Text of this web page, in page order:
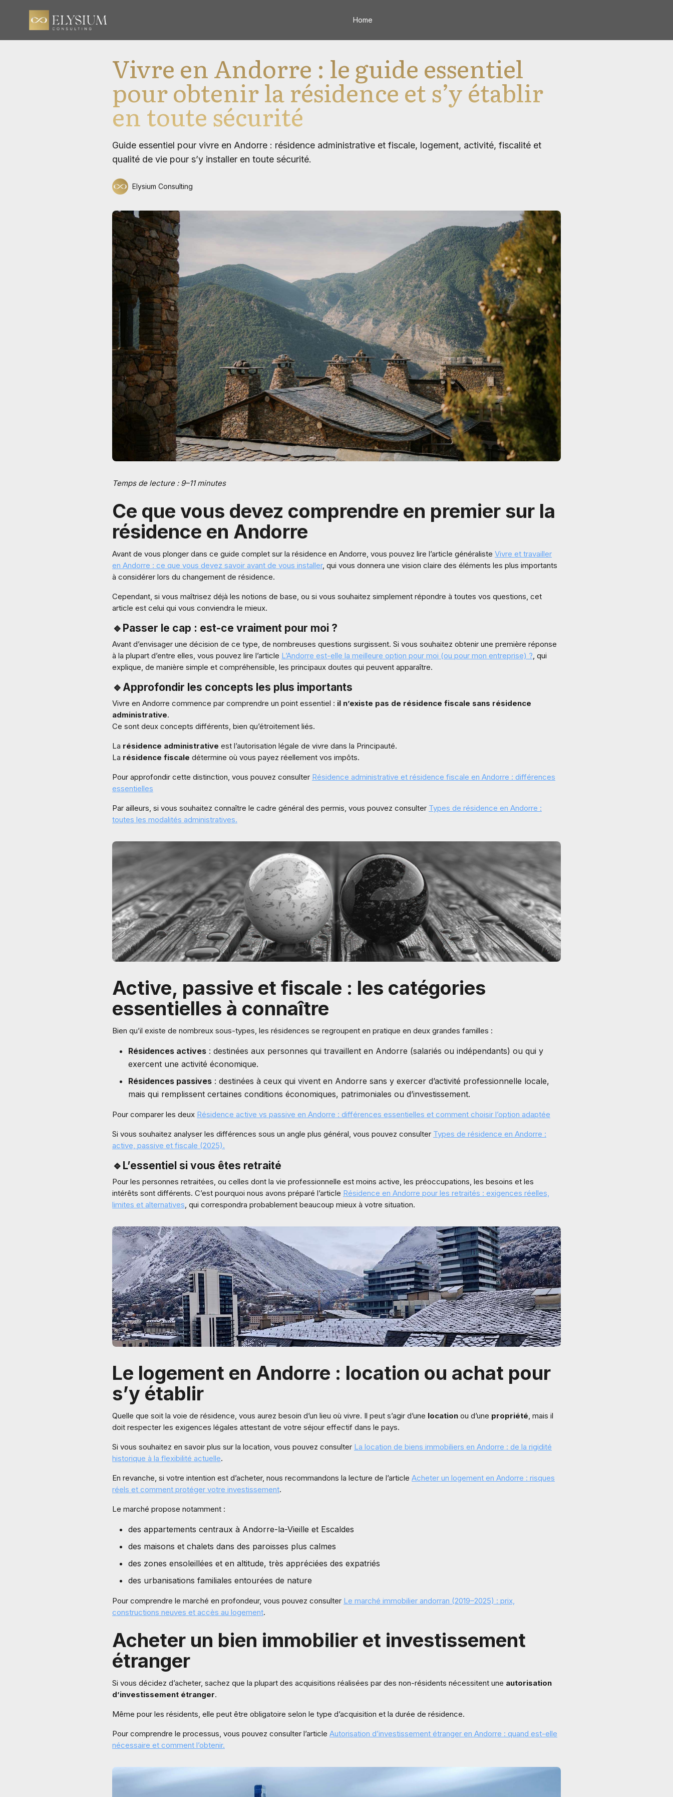
Home
Vivre en Andorre : le guide essentiel
pour obtenir la résidence et s’y établir
en toute sécurité
Guide essentiel pour vivre en Andorre : résidence administrative et fiscale, logement, activité, fiscalité et
qualité de vie pour s’y installer en toute sécurité.
Elysium Consulting
Temps de lecture : 9–11 minutes
Ce que vous devez comprendre en premier sur la
résidence en Andorre
Avant de vous plonger dans ce guide complet sur la résidence en Andorre, vous pouvez lire l’article généraliste Vivre et travailler
en Andorre : ce que vous devez savoir avant de vous installer, qui vous donnera une vision claire des éléments les plus importants
à considérer lors du changement de résidence.
Cependant, si vous maîtrisez déjà les notions de base, ou si vous souhaitez simplement répondre à toutes vos questions, cet
article est celui qui vous conviendra le mieux.
🔹 Passer le cap : est-ce vraiment pour moi ?
Avant d’envisager une décision de ce type, de nombreuses questions surgissent. Si vous souhaitez obtenir une première réponse
à la plupart d’entre elles, vous pouvez lire l’article L’Andorre est-elle la meilleure option pour moi (ou pour mon entreprise) ?, qui
explique, de manière simple et compréhensible, les principaux doutes qui peuvent apparaître.
🔹 Approfondir les concepts les plus importants
Vivre en Andorre commence par comprendre un point essentiel : il n’existe pas de résidence fiscale sans résidence
administrative.
Ce sont deux concepts différents, bien qu’étroitement liés.
La résidence administrative est l’autorisation légale de vivre dans la Principauté.
La résidence fiscale détermine où vous payez réellement vos impôts.
Pour approfondir cette distinction, vous pouvez consulter Résidence administrative et résidence fiscale en Andorre : différences
essentielles
Par ailleurs, si vous souhaitez connaître le cadre général des permis, vous pouvez consulter Types de résidence en Andorre :
toutes les modalités administratives.
Active, passive et fiscale : les catégories
essentielles à connaître
Bien qu’il existe de nombreux sous-types, les résidences se regroupent en pratique en deux grandes familles :
Résidences actives : destinées aux personnes qui travaillent en Andorre (salariés ou indépendants) ou qui y
exercent une activité économique.
Résidences passives : destinées à ceux qui vivent en Andorre sans y exercer d’activité professionnelle locale,
mais qui remplissent certaines conditions économiques, patrimoniales ou d’investissement.
Pour comparer les deux Résidence active vs passive en Andorre : différences essentielles et comment choisir l’option adaptée
Si vous souhaitez analyser les différences sous un angle plus général, vous pouvez consulter Types de résidence en Andorre :
active, passive et fiscale (2025).
🔹 L’essentiel si vous êtes retraité
Pour les personnes retraitées, ou celles dont la vie professionnelle est moins active, les préoccupations, les besoins et les
intérêts sont différents. C’est pourquoi nous avons préparé l’article Résidence en Andorre pour les retraités : exigences réelles,
limites et alternatives, qui correspondra probablement beaucoup mieux à votre situation.
Le logement en Andorre : location ou achat pour
s’y établir
Quelle que soit la voie de résidence, vous aurez besoin d’un lieu où vivre. Il peut s’agir d’une location ou d’une propriété, mais il
doit respecter les exigences légales attestant de votre séjour effectif dans le pays.
Si vous souhaitez en savoir plus sur la location, vous pouvez consulter La location de biens immobiliers en Andorre : de la rigidité
historique à la flexibilité actuelle.
En revanche, si votre intention est d’acheter, nous recommandons la lecture de l’article Acheter un logement en Andorre : risques
réels et comment protéger votre investissement.
Le marché propose notamment :
des appartements centraux à Andorre-la-Vieille et Escaldes
des maisons et chalets dans des paroisses plus calmes
des zones ensoleillées et en altitude, très appréciées des expatriés
des urbanisations familiales entourées de nature
Pour comprendre le marché en profondeur, vous pouvez consulter Le marché immobilier andorran (2019–2025) : prix,
constructions neuves et accès au logement.
Acheter un bien immobilier et investissement
étranger
Si vous décidez d’acheter, sachez que la plupart des acquisitions réalisées par des non-résidents nécessitent une autorisation
d’investissement étranger.
Même pour les résidents, elle peut être obligatoire selon le type d’acquisition et la durée de résidence.
Pour comprendre le processus, vous pouvez consulter l’article Autorisation d’investissement étranger en Andorre : quand est-elle
nécessaire et comment l’obtenir.